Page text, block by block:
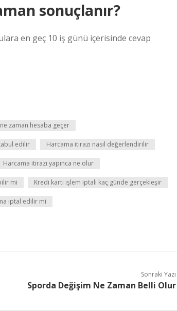
sonuçlanır?
en geç 10 iş günü içerisinde cevap
zaman hesaba geçer
edilir Harcama itirazı nasıl değerlendirilir
Harcama itirazı yapınca ne olur
mi Kredi kartı işlem iptali kaç günde gerçekleşir
iptal edilir mi
Sonraki Yazı
Sporda Değişim Ne Zaman Belli Olur